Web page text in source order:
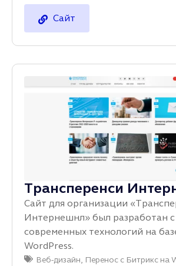
Сайт
Трансперенси
Сайт для организации
Интернешнл» был разработан
современных технологий на
WordPress.
Веб-дизайн, Перенос с Битрикс на